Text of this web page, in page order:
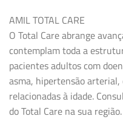
AMIL TOTAL CARE
O Total Care abrange
contemplam toda a
pacientes adultos com
asma, hipertensão arterial,
relacionadas à idade.
do Total Care na sua região.